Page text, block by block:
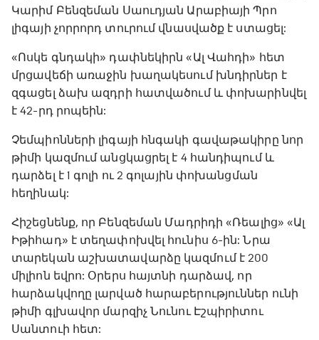
Կարիմ Բենզեման Սաուդյան Արաբիայի Պրո
լիգայի չորրորդ տուրում վնասվածք է ստացել:
«Ոսկե գնդակի» դափնեկիրն «Ալ Վահդի» հետ
մրցավեճի առաջին խաղակեսում խնդիրներ է
զգացել ձախ ազդրի հատվածում և փոխարինվել
է 42-րդ րոպեին:
Չեմպիոնների լիգայի հնգակի գավաթակիրը նոր
թիմի կազմում անցկացրել է 4 հանդիպում և
դարձել է 1 գոլի ու 2 գոլային փոխանցման
հեղինակ:
Հիշեցնենք, որ Բենզեման Մադրիդի «Ռեալից» «Ալ
Իթիհադ» է տեղափոխվել հունիս 6-ին: Նրա
տարեկան աշխատավարձը կազմում է 200
միլիոն եվրո: Օրերս հայտնի դարձավ, որ
հարձակվողը լարված հարաբերություններ ունի
թիմի գլխավոր մարզիչ Նունու Էշպիրիտու
Սանտուի հետ: